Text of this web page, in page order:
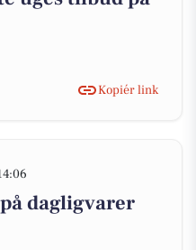
Kopiér link
dagligvarer